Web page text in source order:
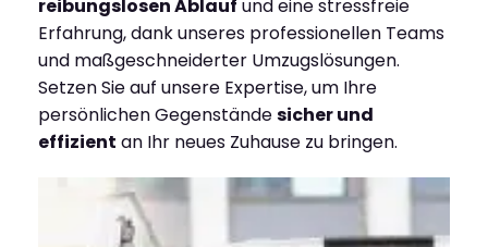
reibungslosen Ablauf und eine stressfreie
Erfahrung, dank unseres professionellen Teams
und maßgeschneiderter Umzugslösungen.
Setzen Sie auf unsere Expertise, um Ihre
persönlichen Gegenständesicher und
effizient an Ihr neues Zuhause zu bringen.